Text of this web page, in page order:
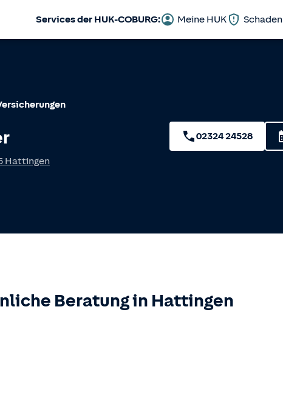
Services der HUK-COBURG: Meine HUK
Hattingen
02324 24528
Beratung in Hattingen